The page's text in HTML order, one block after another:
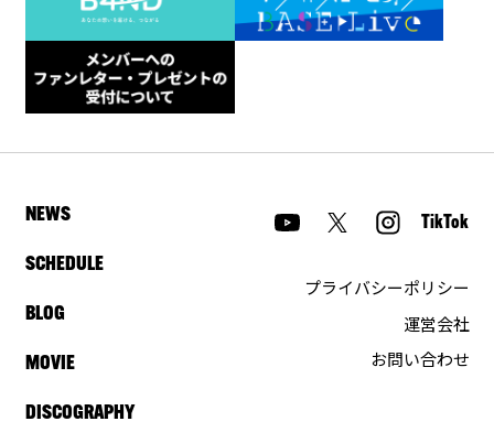
NEWS
SCHEDULE
BLOG
MOVIE
DISCOGRAPHY
TikTok
プライバシーポリシー
運営会社
お問い合わせ